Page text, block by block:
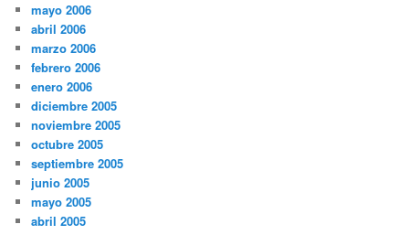
mayo 2006
abril 2006
marzo 2006
febrero 2006
enero 2006
diciembre 2005
noviembre 2005
octubre 2005
septiembre 2005
junio 2005
mayo 2005
abril 2005